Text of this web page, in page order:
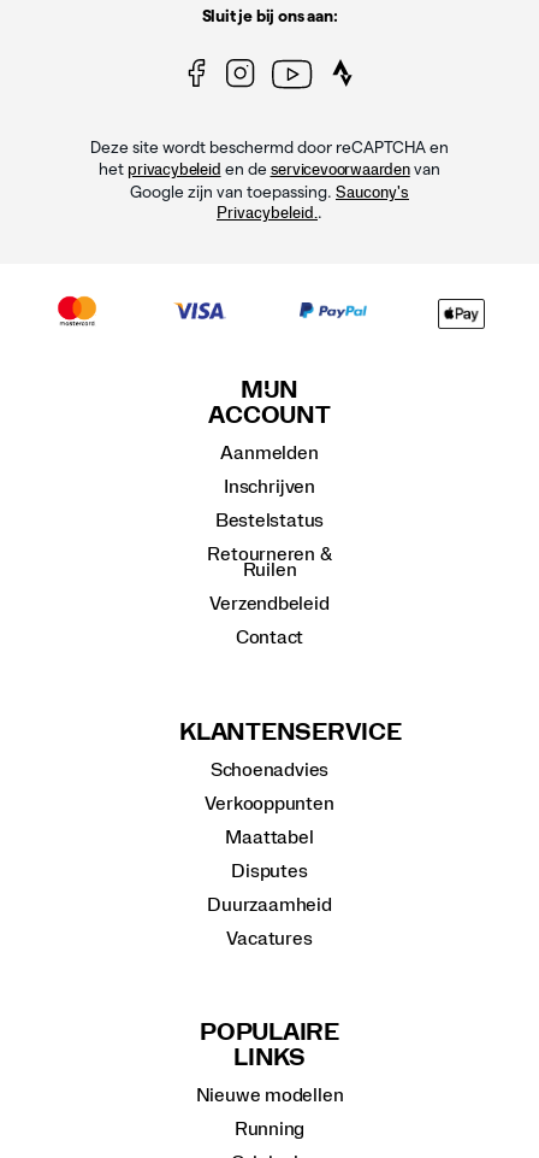
Sluit je bij ons aan:
Deze site wordt beschermd door reCAPTCHA en
het privacybeleid en de servicevoorwaardenvan
Google zijn van toepassing. Saucony's
Privacybeleid. .
MIJN
ACCOUNT
Aanmelden
Inschrijven
Bestelstatus
Retourneren &
Ruilen
Verzendbeleid
Contact
KLANTENSERVICE
Schoenadvies
Verkooppunten
Maattabel
Disputes
Duurzaamheid
Vacatures
POPULAIRE
LINKS
Nieuwe modellen
Running